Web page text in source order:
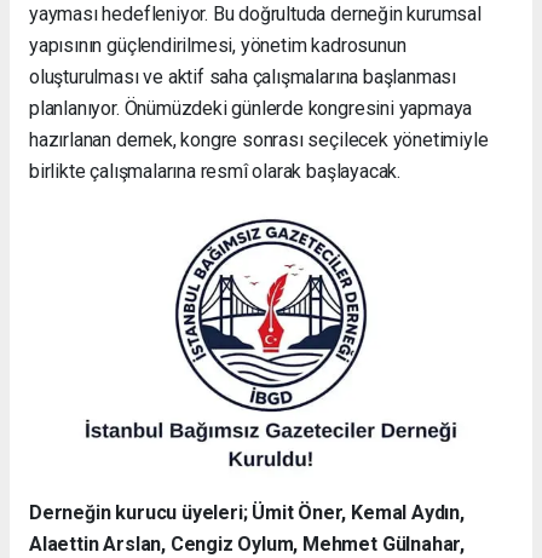
yayması hedefleniyor. Bu doğrultuda derneğin kurumsal
yapısının güçlendirilmesi, yönetim kadrosunun
oluşturulması ve aktif saha çalışmalarına başlanması
planlanıyor. Önümüzdeki günlerde kongresini yapmaya
hazırlanan dernek, kongre sonrası seçilecek yönetimiyle
birlikte çalışmalarına resmî olarak başlayacak.
Derneğin kurucu üyeleri; Ümit Öner, Kemal Aydın,
Alaettin Arslan, Cengiz Oylum, Mehmet Gülnahar,